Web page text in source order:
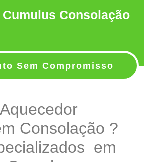
Consolação
Sem Compromisso
Consolação ?
em